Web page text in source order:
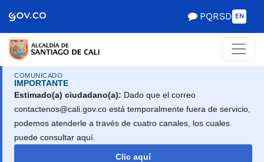
de Santiago
PQRSD EN
COMUNICADO
IMPORTANTE
Estimado(a) ciudadano(a): Dado que el correo
contactenos@cali.gov.co está temporalmente fuera de servicio,
podemos atenderle a través de cuatro canales, los cuales
puede consultar aquí.
Clic aquí